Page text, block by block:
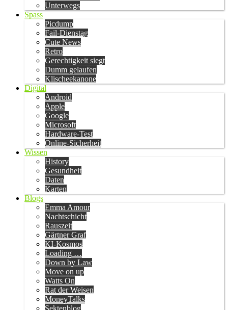
Unterwegs
Spass
Picdump
Fail-Dienstag
Cute News
Retro
Gerechtigkeit siegt
Dumm gelaufen
Klischeekanone
Digital
Android
Apple
Google
Microsoft
Hardware-Test
Online-Sicherheit
Wissen
History
Gesundheit
Daten
Karten
Blogs
Emma Amour
Nachtschicht
Rauszeit
Gärtner Graf
KI-Kosmos
Loading …
Down by Law
Move on up
Watts On
Rat der Weisen
MoneyTalks
Sektenblog